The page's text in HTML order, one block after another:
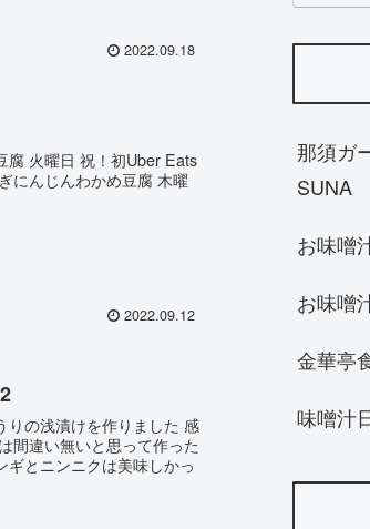
2022.09.18
腐 火曜日 祝！初Uber Eats
にんじんわかめ豆腐 木曜
2022.09.12
りの浅漬けを作りました 感
間違い無いと思って作った
とニンニクは美味しかっ
那須ガ
SUNA
お味噌
お味噌
金華亭
味噌汁